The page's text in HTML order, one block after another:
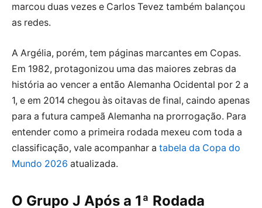
marcou duas vezes e Carlos Tevez também balançou
as redes.
A Argélia, porém, tem páginas marcantes em Copas.
Em 1982, protagonizou uma das maiores zebras da
história ao vencer a então Alemanha Ocidental por 2 a
1, e em 2014 chegou às oitavas de final, caindo apenas
para a futura campeã Alemanha na prorrogação. Para
entender como a primeira rodada mexeu com toda a
classificação, vale acompanhar a tabela da Copa do
Mundo 2026 atualizada.
O Grupo J Após a 1ª Rodada